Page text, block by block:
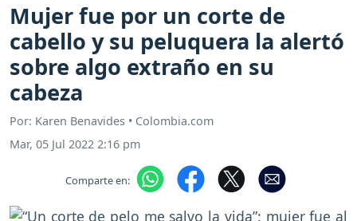
Mujer fue por un corte de
cabello y su peluquera la alertó
sobre algo extraño en su
cabeza
Por: Karen Benavides • Colombia.com
Mar, 05 Jul 2022 2:16 pm
Comparte en: